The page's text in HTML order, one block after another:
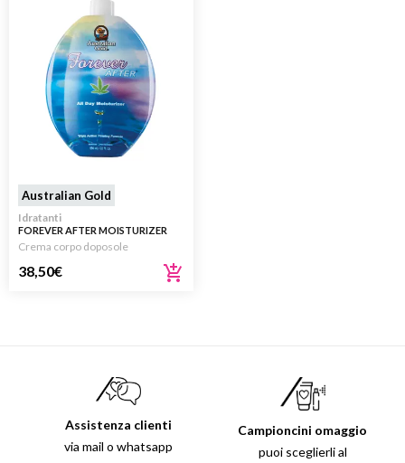
Australian Gold
Idratanti
FOREVER AFTER MOISTURIZER
DOPOSOLE 650ML
Crema corpo doposole
38,50€
Assistenza clienti
via mail o whatsapp
Campioncini omaggio
puoi sceglierli al